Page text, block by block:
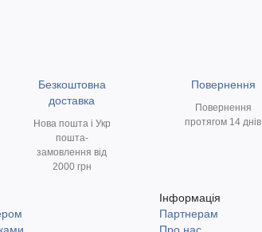
Безкоштовна
доставка
Нова пошта і Укр
пошта-
замовлення від
2000 грн
Повернення
Повернення
протягом 14 днів
Інформація
Партнерам